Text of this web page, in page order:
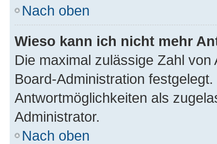
Nach oben
Wieso kann ich nicht mehr
Die maximal zulässige Zahl
Board-Administration
Antwortmöglichkeiten als
Administrator.
Nach oben